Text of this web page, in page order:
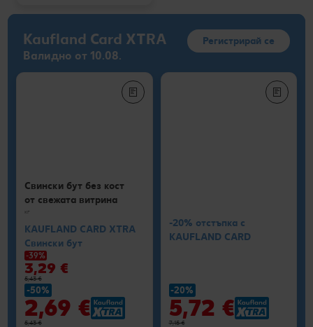
Kaufland Card XTRA
Валидно от 10.08.
Регистрирай се
Свински бут без кост
от свежата витрина
кг
KAUFLAND CARD XTRA
Свински бут
-39%
3,29 €
5,43 €
-50%
2,69 €
5,43 €
-20% отстъпка с
KAUFLAND CARD
-20%
5,72 €
7,15 €